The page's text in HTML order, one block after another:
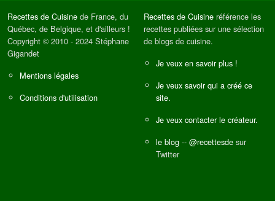
Recettes de Cuisine de France, du
Québec, de Belgique, et d'ailleurs !
Copyright © 2010 - 2024 Stéphane
Gigandet
Mentions légales
Conditions d'utilisation
Recettes de Cuisine référence les
recettes publiées sur une sélection
de blogs de cuisine.
Je veux en savoir plus !
Je veux savoir qui a créé ce
site.
Je veux contacter le créateur.
le blog -- @recettesde sur
Twitter